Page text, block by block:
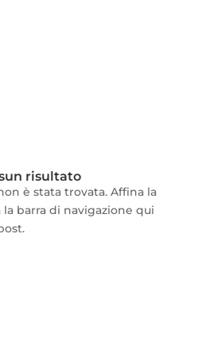
risultato
è stata trovata. Affina la
barra di navigazione qui